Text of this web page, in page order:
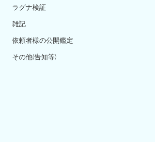
ラグナ検証
雑記
依頼者様の公開鑑定
その他(告知等)